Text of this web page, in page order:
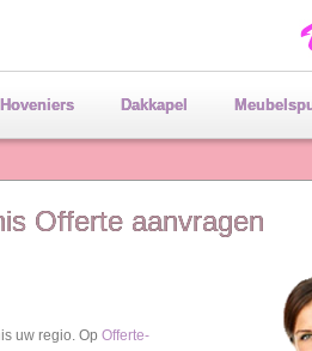
Hoveniers Dakkapel
Offerte aanvragen
uw regio. Op Offerte-